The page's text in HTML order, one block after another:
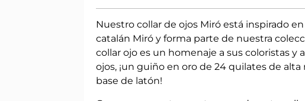
Nuestro collar de ojos Miró está inspirado
catalán Miró y forma parte de nuestra
collar ojo es un homenaje a sus coloristas y
ojos, ¡un guiño en oro de 24 quilates de
base de latón!